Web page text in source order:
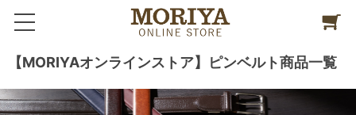
【MORIYAオンラインストア】ピンベルト商品一覧